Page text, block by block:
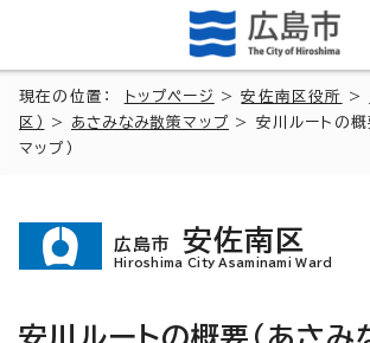
現在の位置： トップページ >安佐南区役所 >
区）
> あさみなみ散策マップ > 安川ルートの概
マップ）
広島市 安佐南区
Hiroshima City Asaminami Ward
安川ルートの概要（あさみ